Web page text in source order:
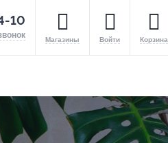
10
Магазины Войти Корзина